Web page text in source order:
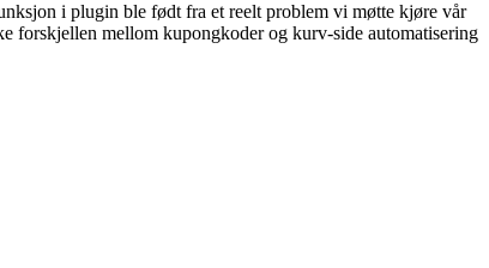
i plugin ble født fra et reelt problem vi møtte kjøre vår
forskjellen mellom kupongkoder og kurv-side automatisering